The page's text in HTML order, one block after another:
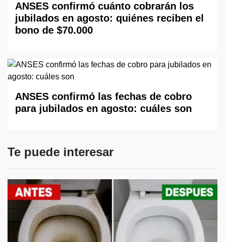
ANSES confirmó cuánto cobrarán los
jubilados en agosto: quiénes reciben el
bono de $70.000
ANSES confirmó las fechas de cobro
para jubilados en agosto: cuáles son
Te puede interesar